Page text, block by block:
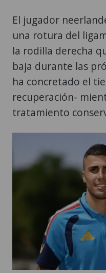
El jugador
una rotura del
la rodilla derecha
baja durante las
ha concretado el
recuperación-
tratamiento